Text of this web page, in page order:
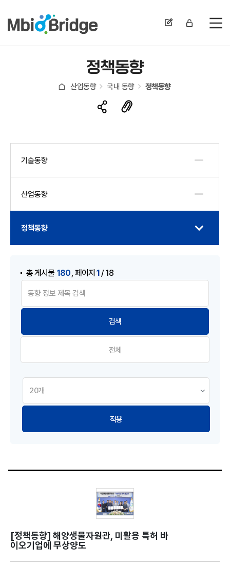
전
정책동향
산업동향 국내 동향 정책동향
기술동향
산업동향
정책동향
총 게시물 180 ,페이지1/ 18
전체
적용
[정책동향]
이오기업에 무상양도